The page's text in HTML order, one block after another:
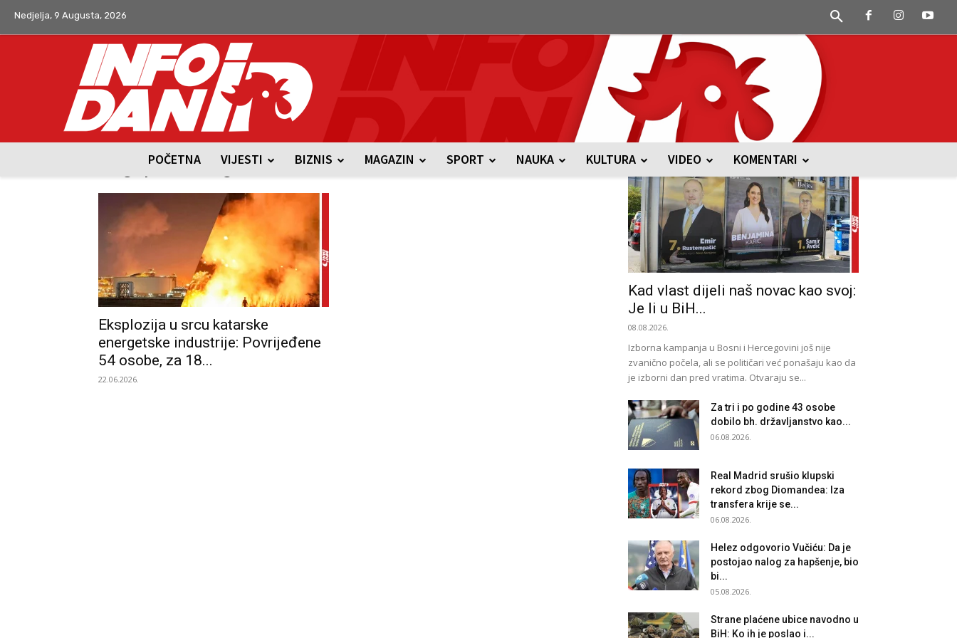
Nedjelja, 9 Augusta, 2026
POČETNA VIJESTI BIZNIS MAGAZIN SPORT NAUKA KULTURA VIDEO KOMENTARI
Tag: prirodni gas
Eksplozija u srcu katarske
energetske industrije: Povrijeđene
54 osobe, za 18...
22.06.2026.
Kad vlast dijeli naš novac kao svoj:
Je li u BiH...
08.08.2026.
Izborna kampanja u Bosni i Hercegovini još nije
zvanično počela, ali se političari već ponašaju kao da
je izborni dan pred vratima. Otvaraju se...
Za tri i po godine 43 osobe
dobilo bh. državljanstvo kao...
06.08.2026.
Real Madrid srušio klupski
rekord zbog Diomandea: Iza
transfera krije se...
06.08.2026.
Helez odgovorio Vučiću: Da je
postojao nalog za hapšenje, bio
bi...
05.08.2026.
Strane plaćene ubice navodno u
BiH: Ko ih je poslao i...